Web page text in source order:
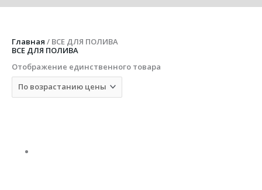
Главная / ВСЕ ДЛЯ ПОЛИВА
ВСЕ ДЛЯ ПОЛИВА
Отображение единственного товара